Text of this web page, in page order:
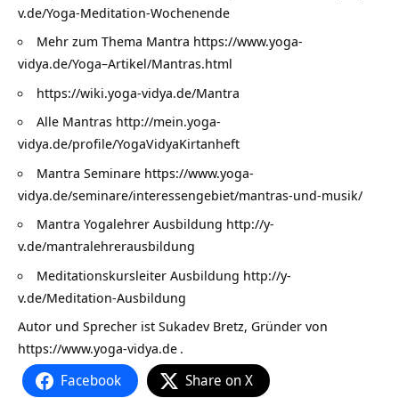
v.de/Yoga-Meditation-Wochenende
Mehr zum Thema Mantra https://www.yoga-
vidya.de/Yoga–Artikel/Mantras.html
https://wiki.yoga-vidya.de/Mantra
Alle Mantras http://mein.yoga-
vidya.de/profile/YogaVidyaKirtanheft
Mantra Seminare https://www.yoga-
vidya.de/seminare/interessengebiet/mantras-und-musik/
Mantra Yogalehrer Ausbildung http://y-
v.de/mantralehrerausbildung
Meditationskursleiter Ausbildung http://y-
v.de/Meditation-Ausbildung
Autor und Sprecher ist Sukadev Bretz, Gründer von
https://www.yoga-vidya.de .
Facebook Share on X